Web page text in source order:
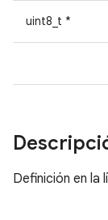
uint8_t *
Definición en la